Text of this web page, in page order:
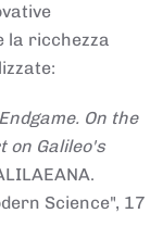
la ricchezza
On the
on Galileo's
Science", 17